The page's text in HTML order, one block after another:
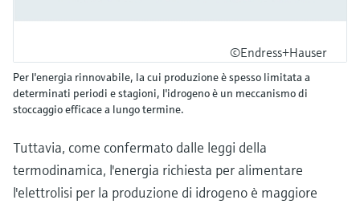
©Endress+Hauser
Per l'energia rinnovabile, la cui produzione è spesso limitata a
determinati periodi e stagioni, l'idrogeno è un meccanismo di
stoccaggio efficace a lungo termine.
Tuttavia, come confermato dalle leggi della
termodinamica, l'energia richiesta per alimentare
l'elettrolisi per la produzione di idrogeno è maggiore